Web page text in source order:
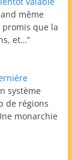
même
que la
et…”
système
de régions
monarchie